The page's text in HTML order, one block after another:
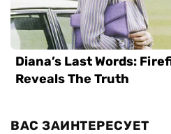
ВАС ЗАИНТЕРЕСУЕТ